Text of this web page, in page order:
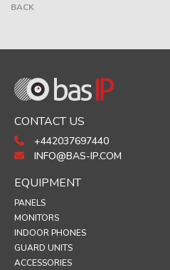
BACK
CONTACT US
+442037697440
INFO@BAS-IP.COM
EQUIPMENT
PANELS
MONITORS
INDOOR PHONES
GUARD UNITS
ACCESSORIES